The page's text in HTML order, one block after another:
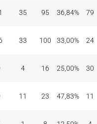
35 95 36,84% 79
33 100 33,00% 24
4 16 25,00% 30
11 23 47,83% 11